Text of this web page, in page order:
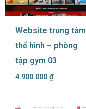
Website trung tâm
thể hình – phòng
tập gym 03
4.900.000 ₫